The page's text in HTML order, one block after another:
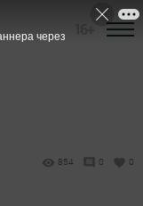
854 0 0
через